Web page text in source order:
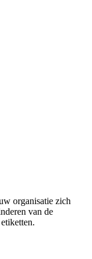
organisatie zich
van de